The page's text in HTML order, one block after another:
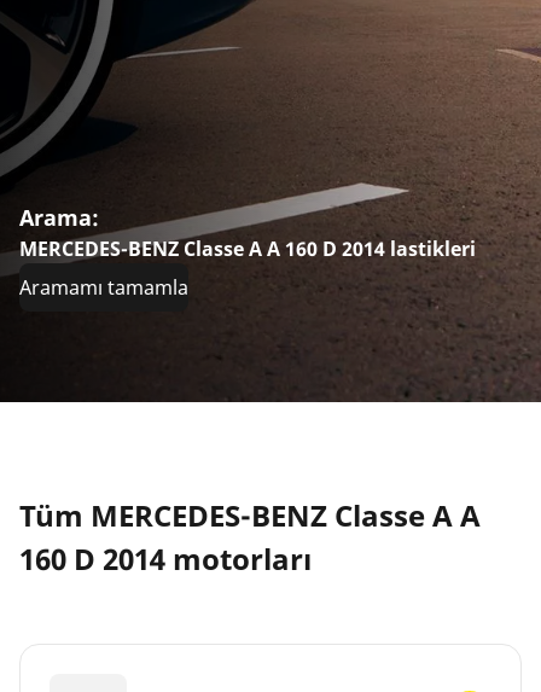
Arama:
MERCEDES-BENZ Classe A A 160 D 2014 lastikleri
Aramamı tamamla
Tüm MERCEDES-BENZ Classe A A
160 D 2014 motorları